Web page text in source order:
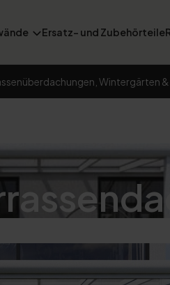
Ersatz- und Zubehörteile
Wintergärten